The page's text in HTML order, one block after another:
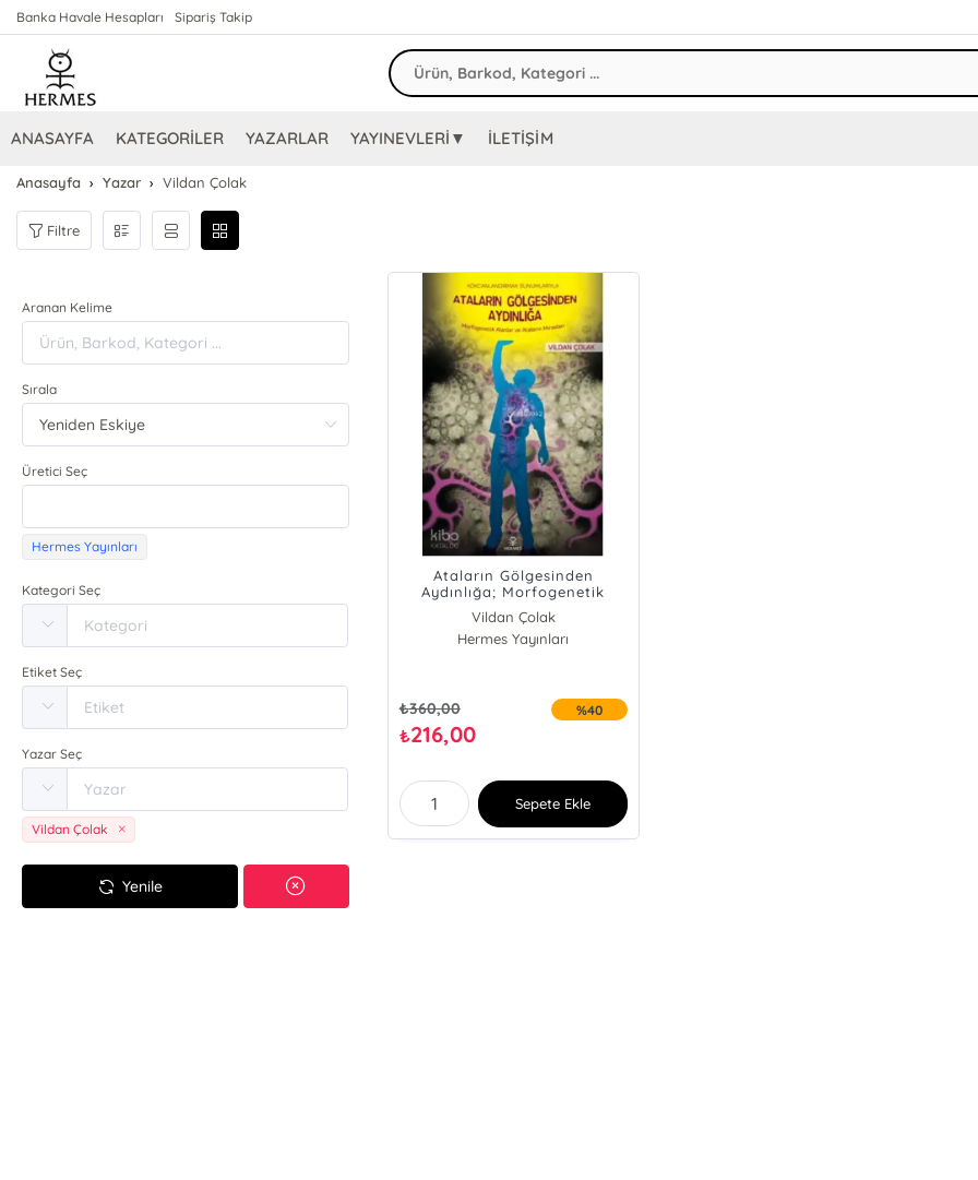
Banka Havale Hesapları Sipariş Takip
ANASAYFA KATEGORİLER YAZARLAR YAYINEVLERİ▼ İLETİŞİM
Anasayfa Yazar Vildan Çolak
Filtre
Aranan Kelime
Sırala
Üretici Seç
Hermes Yayınları
Kategori Seç
Etiket Seç
Yazar Seç
Vildan Çolak
Yenile
Ataların Gölgesinden
Aydınlığa; Morfogenetik
Alanlar ve Ataların Mirasları
Vildan Çolak
Hermes Yayınları
₺360,00
₺216,00
%40
Sepete Ekle